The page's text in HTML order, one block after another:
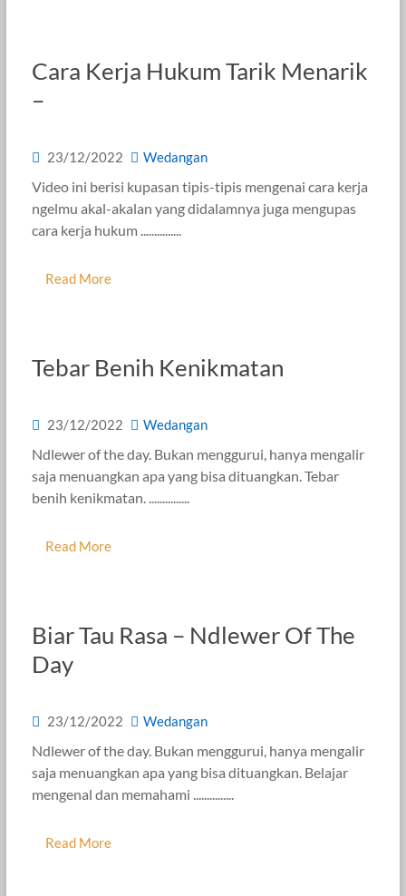
Cara Kerja Hukum Tarik Menarik
–
23/12/2022 Wedangan
Video ini berisi kupasan tipis-tipis mengenai cara kerja
ngelmu akal-akalan yang didalamnya juga mengupas
cara kerja hukum ...............
Read More
Tebar Benih Kenikmatan
23/12/2022 Wedangan
Ndlewer of the day. Bukan menggurui, hanya mengalir
saja menuangkan apa yang bisa dituangkan. Tebar
benih kenikmatan. ...............
Read More
Biar Tau Rasa – Ndlewer Of The
Day
23/12/2022 Wedangan
Ndlewer of the day. Bukan menggurui, hanya mengalir
saja menuangkan apa yang bisa dituangkan. Belajar
mengenal dan memahami ...............
Read More